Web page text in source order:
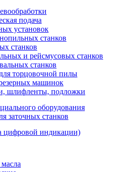
подача
установок
станков
станков
и рейсмусовых станков
станков
торцовочной пилы
машинок
шлифленты, подложки
оборудования
заточных станков
цифровой индикации)